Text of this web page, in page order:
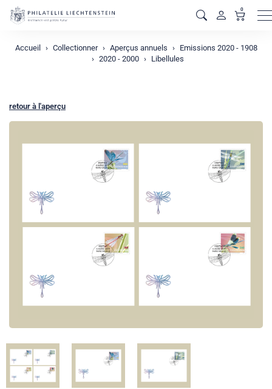
0
Accueil Collectionner Aperçus annuels
Emissions 2020 - 1908
2020 - 2000
Libellules
retour à l'aperçu